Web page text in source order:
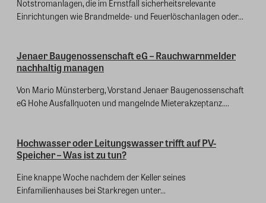
Notstromanlagen, die im Ernstfall sicherheitsrelevante
Einrichtungen wie Brandmelde- und Feuerlöschanlagen oder...
Jenaer Baugenossenschaft eG – Rauchwarnmelder
nachhaltig managen
Von Mario Münsterberg, Vorstand Jenaer Baugenossenschaft
eG Hohe Ausfallquoten und mangelnde Mieterakzeptanz....
Hochwasser oder Leitungswasser trifft auf PV-
Speicher – Was ist zu tun?
Eine knappe Woche nachdem der Keller seines
Einfamilienhauses bei Starkregen unter...